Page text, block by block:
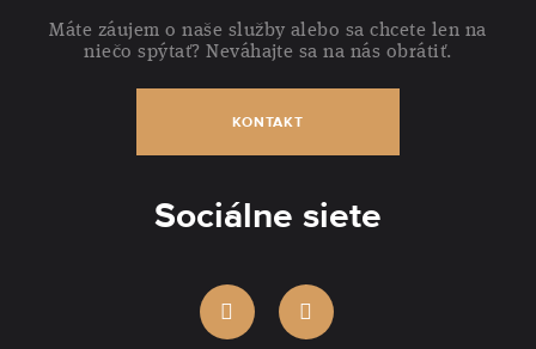
Máte záujem o naše služby alebo sa chcete len na
niečo spýtať? Neváhajte sa na nás obrátiť.
KONTAKT
Sociálne siete